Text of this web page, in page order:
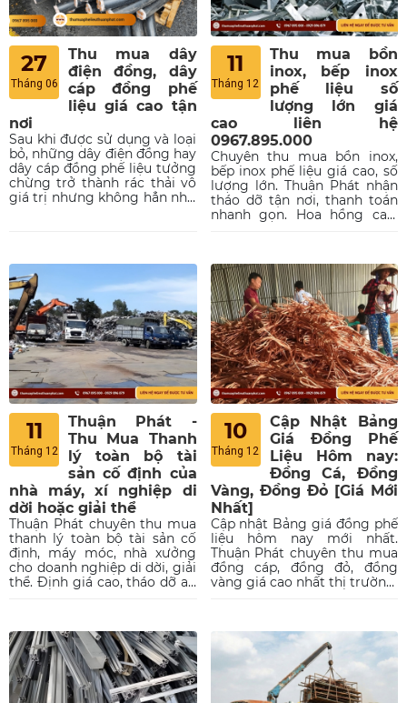
27
Tháng 06
Thu mua dây
điện đồng, dây
cáp đồng phế
liệu giá cao tận
nơi
Sau khi được sử dụng và loại
bỏ, những dây điện đồng hay
dây cáp đồng phế liệu tưởng
chừng trở thành rác thải vô
giá trị nhưng không hẳn như
nữa, thanh lý các loại phế
liệu đồng này còn có thể
mang đến cho bạn một
khoản thu nhập tốt cùng rất
nhiều lợi ích khác.
11
Tháng 12
Thu mua bồn
inox, bếp inox
phế liệu số
lượng lớn giá
cao liên hệ
0967.895.000
Chuyên thu mua bồn inox,
bếp inox phế liệu giá cao, số
lượng lớn. Thuận Phát nhận
tháo dỡ tận nơi, thanh toán
nhanh gọn. Hoa hồng cao.
11
Tháng 12
Thuận Phát -
Thu Mua Thanh
lý toàn bộ tài
sản cố định của
nhà máy, xí nghiệp di
dời hoặc giải thể
Thuận Phát chuyên thu mua
thanh lý toàn bộ tài sản cố
định, máy móc, nhà xưởng
cho doanh nghiệp di dời, giải
thể. Định giá cao, tháo dỡ an
10
Tháng 12
Cập Nhật Bảng
Giá Đồng Phế
Liệu Hôm nay:
Đồng Cá, Đồng
Vàng, Đồng Đỏ [Giá Mới
Nhất]
Cập nhật Bảng giá đồng phế
liệu hôm nay mới nhất.
Thuận Phát chuyên thu mua
đồng cáp, đồng đỏ, đồng
vàng giá cao nhất thị trường.